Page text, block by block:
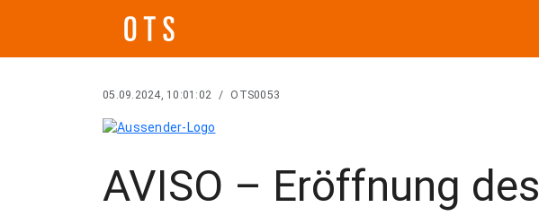
05.09.2024, 10:01:02 / OTS0053
AVISO – Eröffnung des